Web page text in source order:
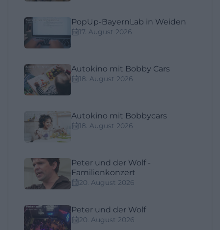
PopUp-BayernLab in Weiden
17. August 2026
Autokino mit Bobby Cars
18. August 2026
Autokino mit Bobbycars
18. August 2026
Peter und der Wolf -
Familienkonzert
20. August 2026
Peter und der Wolf
20. August 2026